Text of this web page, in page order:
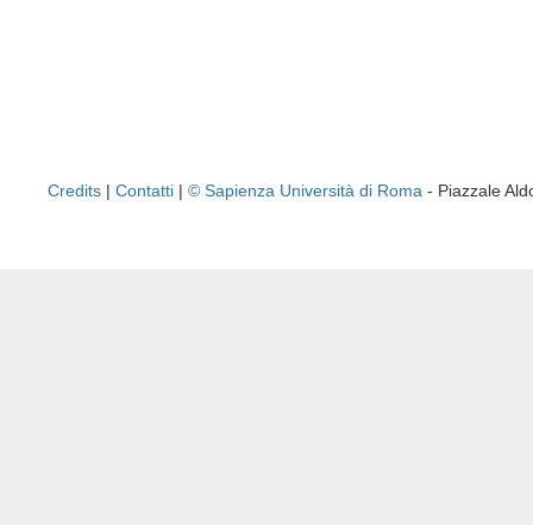
Credits | Contatti | © Sapienza Università di Roma - Piazzale